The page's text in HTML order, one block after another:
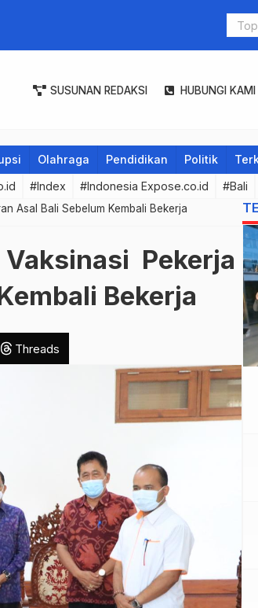
SUSUNAN REDAKSI HUBUNGI KAMI
Olahraga Pendidikan Politik
#Index #Indonesia Expose.co.id #Bali
Asal Bali Sebelum Kembali Bekerja
Pekerja
Bekerja
Threads